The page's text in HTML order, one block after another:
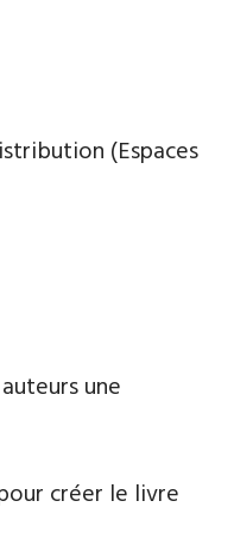
(Espaces
une
créer le livre